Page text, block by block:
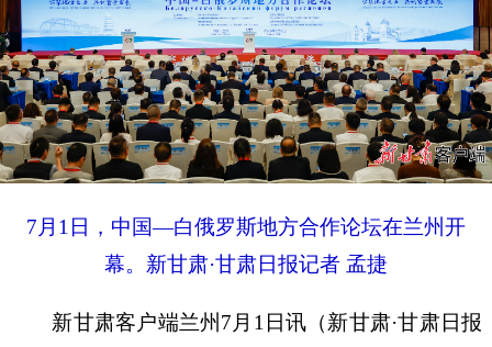
7月1日，中国—白俄罗斯地方合作论坛在兰州开
幕。新甘肃·甘肃日报记者 孟捷
新甘肃客户端兰州7月1日讯（新甘肃·甘肃日报